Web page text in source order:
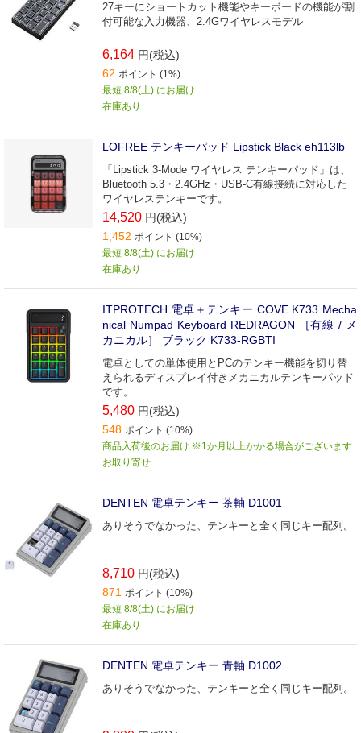
27キーにショートカット機能やキーボードの機能が割
付可能な入力機器、2.4Gワイヤレスモデル
6,164 円(税込)
62 ポイント (1%)
最短 8/8(土) にお届け
在庫あり
LOFREE テンキーパッド Lipstick Black eh113lb
「Lipstick 3-Mode ワイヤレス テンキーパッド」は、
Bluetooth 5.3・2.4GHz・USB-C有線接続に対応した
ワイヤレステンキーです。
14,520 円(税込)
1,452 ポイント (10%)
最短 8/8(土) にお届け
在庫あり
ITPROTECH 電卓＋テンキー COVE K733 Mecha
nical Numpad Keyboard REDRAGON ［有線 / メ
カニカル］ ブラック K733-RGBTI
電卓としての単体使用とPCのテンキー機能を切り替
えられるディスプレイ付きメカニカルテンキーパッド
です。
5,480 円(税込)
548 ポイント (10%)
商品入荷後のお届け ※1か月以上かかる場合がございます
お取り寄せ
DENTEN 電卓テンキー 茶軸 D1001
ありそうでなかった、テンキーと全く同じキー配列。
8,710 円(税込)
871 ポイント (10%)
最短 8/8(土) にお届け
在庫あり
DENTEN 電卓テンキー 青軸 D1002
ありそうでなかった、テンキーと全く同じキー配列。